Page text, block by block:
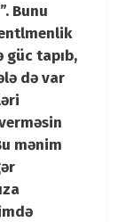
Bunu
güc tapıb,
də var
mənim